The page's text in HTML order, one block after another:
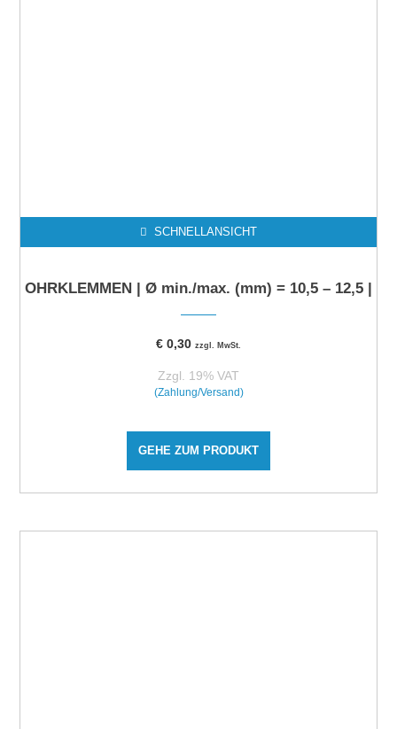
SCHNELLANSICHT
OHRKLEMMEN | Ø min./max. (mm) = 10,5 – 12,5 |
€ 0,30 zzgl. MwSt.
Zzgl. 19% VAT
(Zahlung/Versand)
GEHE ZUM PRODUKT